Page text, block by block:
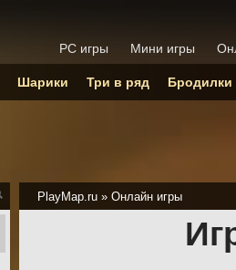
PlayMap.ru » Онлайн игры
PC игры Мини игры
Шарики Три в ряд Бродилки